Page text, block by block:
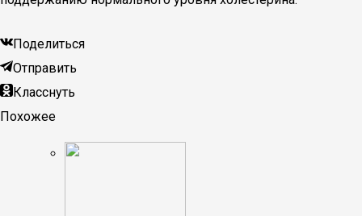
Поделиться
Отправить
Класснуть
Похожее